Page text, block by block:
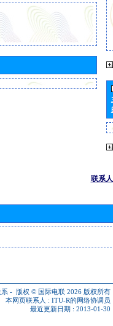
联系人
- 版权 © 国际电联 2026 版权所有
本网页联系人 : ITU-R的网络协调员
最近更新日期 : 2013-01-30